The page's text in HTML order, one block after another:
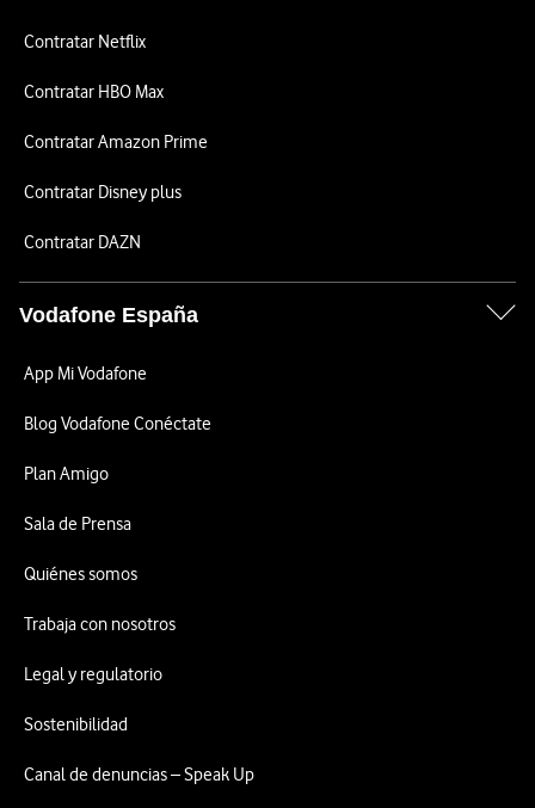
Contratar Netflix
Contratar HBO Max
Contratar Amazon Prime
Contratar Disney plus
Contratar DAZN
Vodafone España
App Mi Vodafone
Blog Vodafone Conéctate
Plan Amigo
Sala de Prensa
Quiénes somos
Trabaja con nosotros
Legal y regulatorio
Sostenibilidad
Canal de denuncias – Speak Up